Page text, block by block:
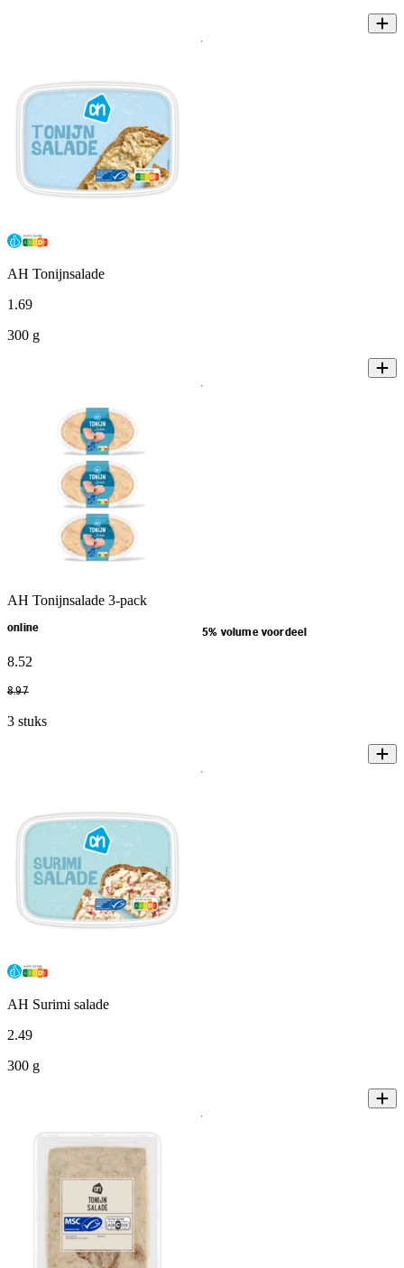
AH Tonijnsalade
1.69
300 g
AH Tonijnsalade 3-pack
online 5% volume voordeel
8.52
8.97
3 stuks
AH Surimi salade
2.49
300 g